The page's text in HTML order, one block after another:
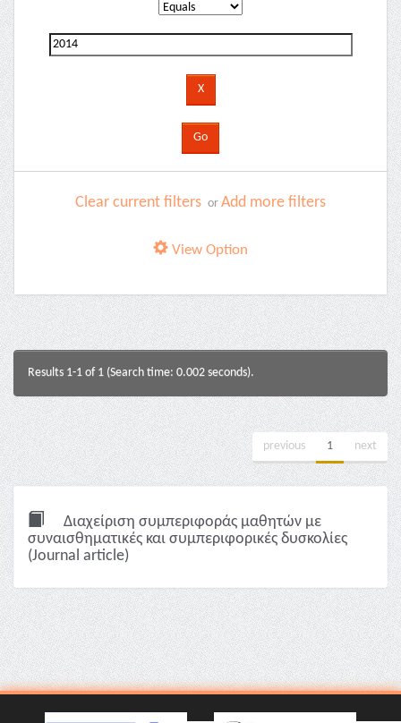
Clear current filters or Add more filters
View Option
Results 1-1 of 1 (Search time: 0.002 seconds).
previous 1 next
Διαχείριση συμπεριφοράς μαθητών με
συναισθηματικές και συμπεριφορικές δυσκολίες
(Journal article)